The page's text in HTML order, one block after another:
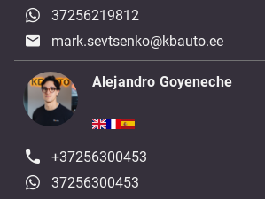
37256219812
mark.sevtsenko@kbauto.ee
Alejandro Goyeneche
+37256300453
37256300453